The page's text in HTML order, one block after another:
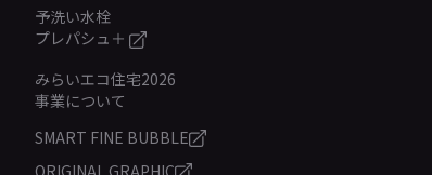
予洗い水栓
プレパシュ＋
みらいエコ住宅2026
事業について
SMART FINE BUBBLE